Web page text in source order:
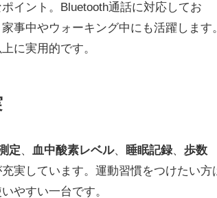
イント。Bluetooth通話に対応してお
事中やウォーキング中にも活躍します
に実用的です。
定、 血中酸素レベル、 睡眠記録、歩数
実しています。運動習慣をつけたい方
やすい一台です。